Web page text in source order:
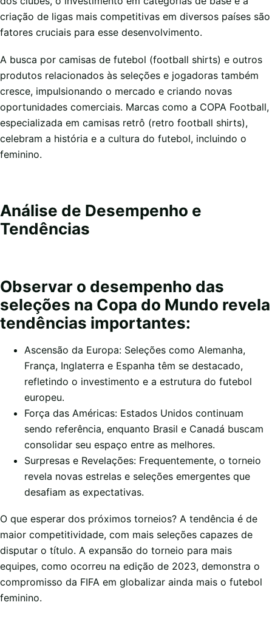
criação de ligas mais competitivas em diversos países são
fatores cruciais para esse desenvolvimento.
A busca por camisas de futebol (football shirts) e outros
produtos relacionados às seleções e jogadoras também
cresce, impulsionando o mercado e criando novas
oportunidades comerciais. Marcas como a COPA Football,
especializada em camisas retrô (retro football shirts),
celebram a história e a cultura do futebol, incluindo o
feminino.
Análise de Desempenho e
Tendências
Observar o desempenho das
seleções na Copa do Mundo revela
tendências importantes:
Ascensão da Europa: Seleções como Alemanha,
França, Inglaterra e Espanha têm se destacado,
refletindo o investimento e a estrutura do futebol
europeu.
Força das Américas: Estados Unidos continuam
sendo referência, enquanto Brasil e Canadá buscam
consolidar seu espaço entre as melhores.
Surpresas e Revelações: Frequentemente, o torneio
revela novas estrelas e seleções emergentes que
desafiam as expectativas.
O que esperar dos próximos torneios? A tendência é de
maior competitividade, com mais seleções capazes de
disputar o título. A expansão do torneio para mais
equipes, como ocorreu na edição de 2023, demonstra o
compromisso da FIFA em globalizar ainda mais o futebol
feminino.